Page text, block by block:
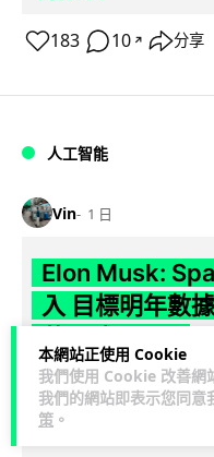
本網站正使用 Cookie
我們使用 Cookie 改善網
我們的網站即表示您同意
策 。
183 10 ↗ 分享
人工智能
Vin 1 日
Elon Musk:
入 目標明年數
蓋全球170國
SpaceX 公佈最新第二季
季度收入按年飆升 92%